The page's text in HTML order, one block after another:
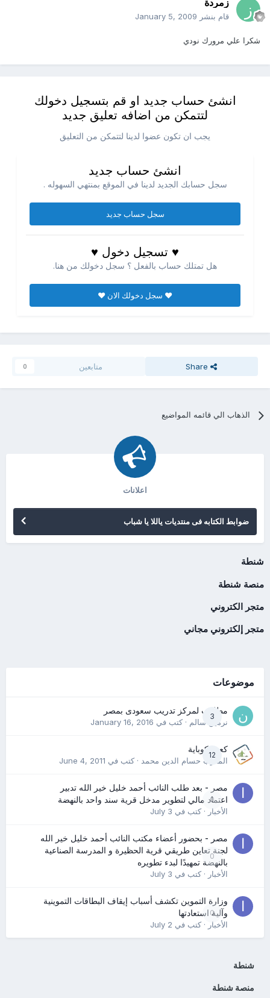
زمردة
قام بنشر January 5, 2009
شكرا علي مرورك نودي
انشئ حساب جديد او قم بتسجيل دخولك
لتتمكن من اضافه تعليق جديد
يجب ان تكون عضوا لدينا لتتمكن من التعليق
انشئ حساب جديد
سجل حسابك الجديد لدينا في الموقع بمنتهي السهوله .
سجل حساب جديد
♥ تسجيل دخول ♥
هل تمتلك حساب بالفعل ؟ سجل دخولك من هنا.
♥ سجل دخولك الان ♥
Share متابعين 0
الذهاب الي قائمه المواضيع
اعلانات
ضوابط الكتابه فى منتديات ياللا يا شباب
شنطة
منصة شنطة
متجر الكتروني
متجر إلكتروني مجاني
موضوعات
3
مطلوب لمركز تدريب سعودى بمصر
نرمين سالم· كتب في January 16, 2016
12
كعب كوباية
المدرب حسام الدين محمد· كتب في June 4, 2011
0
مصر - بعد طلب النائب أحمد خليل خير الله تدبير
اعتماد مالي لتطوير مدخل قرية سند واحد بالنهضة
الأخبار· كتب في July 3
0
مصر - بحضور أعضاء مكتب النائب أحمد خليل خير الله
لجنة تعاين طريقي قرية الحظيرة و المدرسة الصناعية
بالنهضة تمهيدًا لبدء تطويره
الأخبار· كتب في July 3
0
وزارة التموين تكشف أسباب إيقاف البطاقات التموينية
وآلية استعادتها
الأخبار· كتب في July 2
شنطة
منصة شنطة